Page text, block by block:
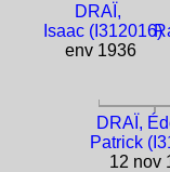
DRAÏ,
Isaac (I312016)
env 1936
DRAÏ,
Patrick
12 nov